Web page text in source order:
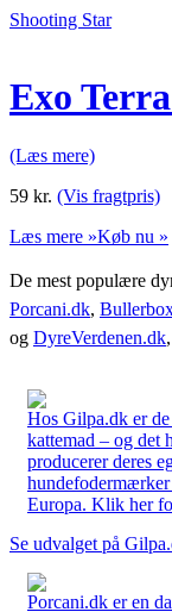
Shooting Star
Exo
(Læs mere)
59 kr. (Vis fragtpris)
Læs mere »Køb nu »
De mest populære
Porcani.dk,
og DyreVerdenen.dk
Hos Gilpa.dk er
kattemad – og det
producerer deres
Europa. Klik her
Se udvalget på
Porcani.dk er en